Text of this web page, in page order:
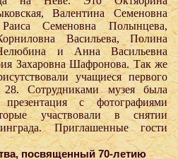
Валентина Семеновна
Семеновна Полынцева,
Васильева, Полина
и Анна Васильевна
Захаровна Шафронова. Так же
учащиеся первого
Сотрудниками музея была
презентация с фотографиями
участвовали в снятии
Приглашенные гости
посвященный 70-летию